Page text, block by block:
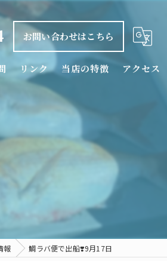
お問い合わせはこちら
リンク 当店の特徴
釣り船
タイラバ
シロアマダイ
アクセス
報 鯛ラバ便で出船❣️9月17日